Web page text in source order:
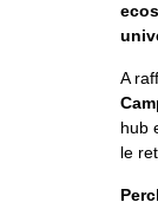
A
hub
le